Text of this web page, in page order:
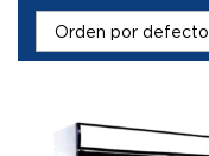
Orden por defecto